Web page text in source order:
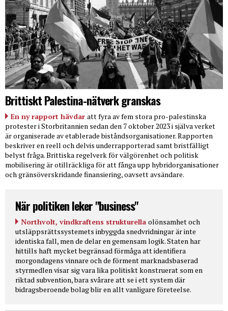
Brittiskt Palestina-nätverk granskas
En ny rapport hävdar att fyra av fem stora pro-palestinska
protester i Storbritannien sedan den 7 oktober 2023 i själva verket
är organiserade av etablerade biståndsorganisationer. Rapporten
beskriver en reell och delvis underrapporterad samt bristfälligt
belyst fråga. Brittiska regelverk för välgörenhet och politisk
mobilisering är otillräckliga för att fånga upp hybridorganisationer
och gränsöverskridande finansiering, oavsett avsändare.
När politiken leker "business"
Northvolt, vindkraftens strukturella olönsamhet och
utsläppsrättssystemets inbyggda snedvridningar är inte
identiska fall, men de delar en gemensam logik. Staten har
hittills haft mycket begränsad förmåga att identifiera
morgondagens vinnare och de förment marknadsbaserad
styrmedlen visar sig vara lika politiskt konstruerat som en
riktad subvention, bara svårare att se i ett system där
bidragsberoende bolag blir en allt vanligare företeelse.